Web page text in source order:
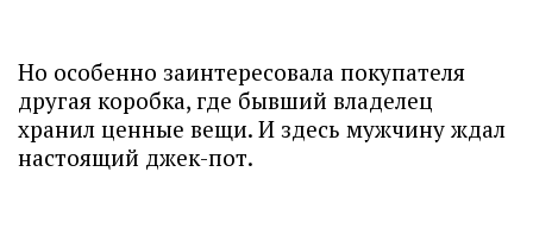
Но особенно заинтересовала покупателя
другая коробка, где бывший владелец
хранил ценные вещи. И здесь мужчину ждал
настоящий джек-пот.